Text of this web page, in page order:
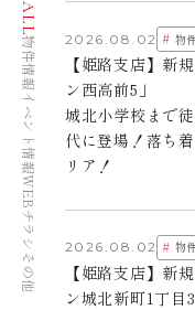
ALL
物件情報
イベント情報
WEBチラシ
その他
2026.08.02 # 物
【姫路支店】新
ン西高前5」
城北小学校まで
代に登場！落ち
リア！
2026.08.02 # 物
【姫路支店】新
ン城北新町1丁目3